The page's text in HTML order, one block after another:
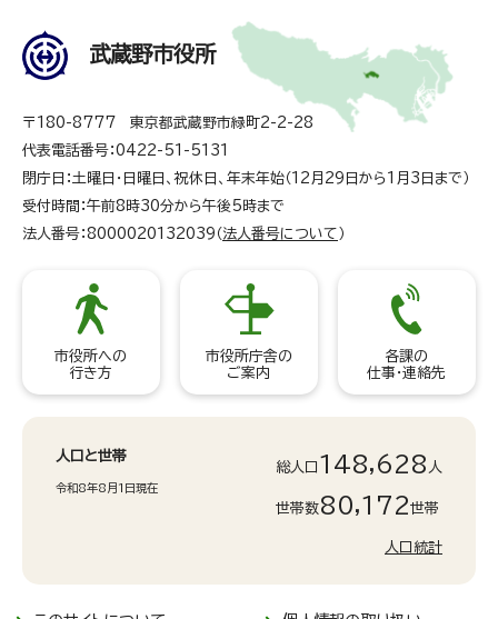
武蔵野市役所
〒180-8777 東京都武蔵野市緑町2-2-28
代表電話番号：0422-51-5131
閉庁日：土曜日・日曜日、祝休日、年末年始（12月29日から1月3日まで）
受付時間：午前8時30分から午後5時まで
法人番号：8000020132039（ 法人番号について ）
市役所への
行き方
市役所庁舎の
ご案内
各課の
仕事・連絡先
人口と世帯
令和8年8月1日現在
総人口 148,628 人
世帯数80,172世帯
人口統計